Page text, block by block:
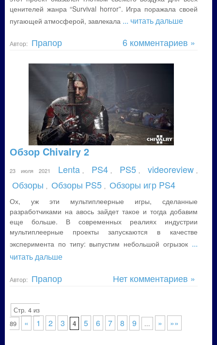
ценителей жанра “Survival horror”. Игра поражала своей
пугающей атмосферой, завлекала ... читать дальше
Автор: Прапор 6 комментариев »
Обзор Chivalry 2
23 июля 2021 Lenta PS4 PS5 videoreview
Обзоры Обзоры PS5 Обзоры игр PS4
Ох, уж эти мультиплеерные игры, сделанные
разработчиками на авось зайдет такое и тогда добавим
еще больше. В современных реалиях индустрии
мультиплеерные проекты запускаются в качестве
эксперимента по типу: выпустим небольшой огрызок ...
читать дальше
Автор: Прапор Нет комментариев »
Стр. 4 из
89
« 1 2 3 4 5 6 7 8 9 ... » »»